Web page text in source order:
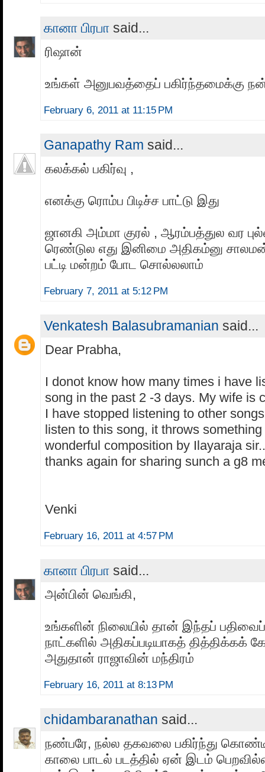
கானா பிரபா said...
ரிஷான்
உங்கள் அனுபவத்தைப் பகிர்ந்தமைக்கு
February 6, 2011 at 11:15 PM
Ganapathy Ram said...
கலக்கல் பகிர்வு ,
எனக்கு ரொம்ப பிடிச்ச பாட்டு இது
ஜானகி அம்மா குரல் , ஆரம்பத்துல வர
ரெண்டுல எது இனிமை அதிகம்னு
பட்டி மன்றம் போட சொல்லலாம்
February 7, 2011 at 5:12 PM
Venkatesh Balasubramanian said...
Dear Prabha,
I donot know how many times i have
song in the past 2 -3 days. My wife is
I have stopped listening to other
listen to this song, it throws something
wonderful composition by Ilayaraja
thanks again for sharing sunch a g8
Venki
February 16, 2011 at 4:57 PM
கானா பிரபா said...
அன்பின் வெங்கி,
உங்களின் நிலையில் தான் இந்தப்
நாட்களில் அதிகப்படியாகத் தித்திக்கக்
அதுதான் ராஜாவின் மந்திரம்
February 16, 2011 at 8:13 PM
chidambaranathan said...
நண்பரே, நல்ல தகவலை பகிர்ந்து
காலை பாடல் படத்தில் ஏன் இடம்